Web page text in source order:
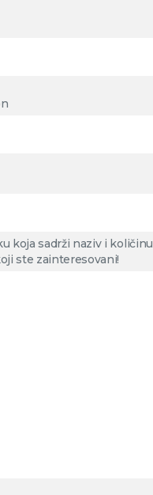
koja sadrži naziv i količinu
ste zainteresovani!